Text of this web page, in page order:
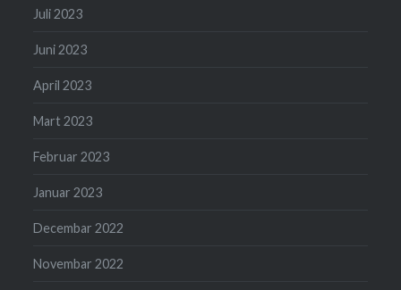
Juli 2023
Juni 2023
April 2023
Mart 2023
Februar 2023
Januar 2023
Decembar 2022
Novembar 2022